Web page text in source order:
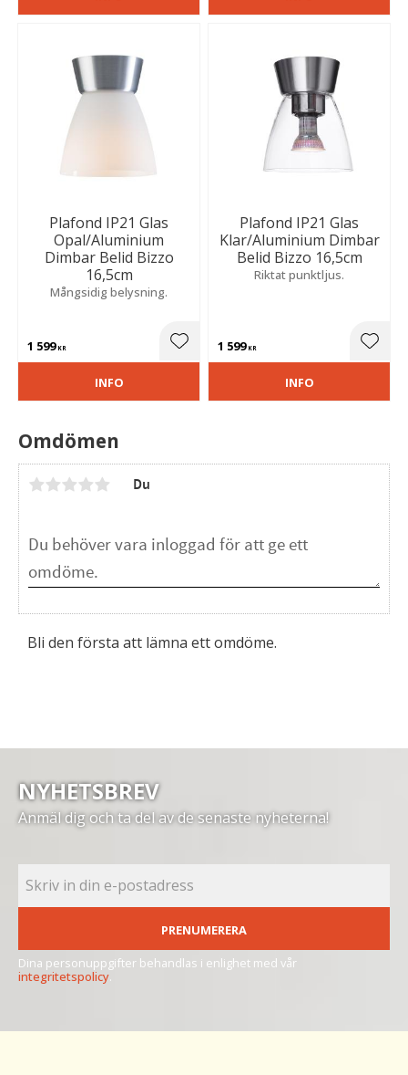
Omdömen
Du
Bli den första att lämna ett omdöme.
Plafond IP21 Glas
Opal/Aluminium
Dimbar Belid Bizzo
16,5cm
Mångsidig belysning.
1 599KR Lägg till i favoriter
INFO
Plafond IP21 Glas
Klar/Aluminium Dimbar
Belid Bizzo 16,5cm
Riktat punktljus.
1 599KR
INFO
NYHETSBREV
Anmäl dig och ta del av de senaste nyheterna!
PRENUMERERA
Dina personuppgifter behandlas i enlighet med vår
integritetspolicy.